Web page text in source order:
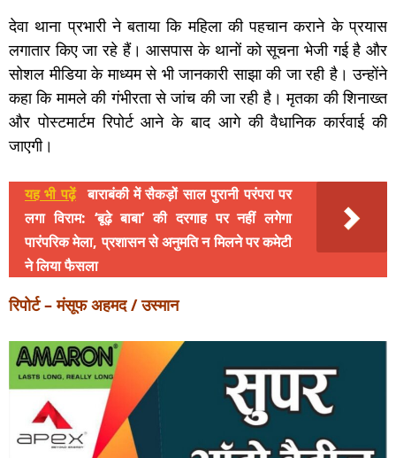
देवा थाना प्रभारी ने बताया कि महिला की पहचान कराने के प्रयास
लगातार किए जा रहे हैं। आसपास के थानों को सूचना भेजी गई है और
सोशल मीडिया के माध्यम से भी जानकारी साझा की जा रही है। उन्होंने
कहा कि मामले की गंभीरता से जांच की जा रही है। मृतका की शिनाख्त
और पोस्टमार्टम रिपोर्ट आने के बाद आगे की वैधानिक कार्रवाई की
जाएगी।
यह भी पढ़ें बाराबंकी में सैकड़ों साल पुरानी परंपरा पर
लगा विराम: ‘बूढ़े बाबा’ की दरगाह पर नहीं लगेगा
पारंपरिक मेला, प्रशासन से अनुमति न मिलने पर कमेटी
ने लिया फैसला
रिपोर्ट – मंसूफ अहमद / उस्मान